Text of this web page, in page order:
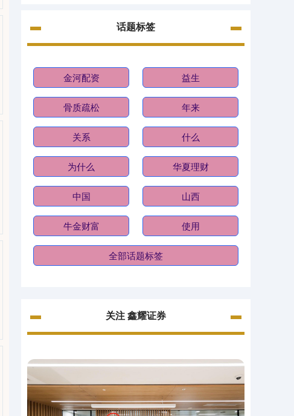
话题标签
金河配资 益生
骨质疏松 年来
关系 什么
为什么 华夏理财
中国 山西
牛金财富 使用
全部话题标签
关注 鑫耀证券